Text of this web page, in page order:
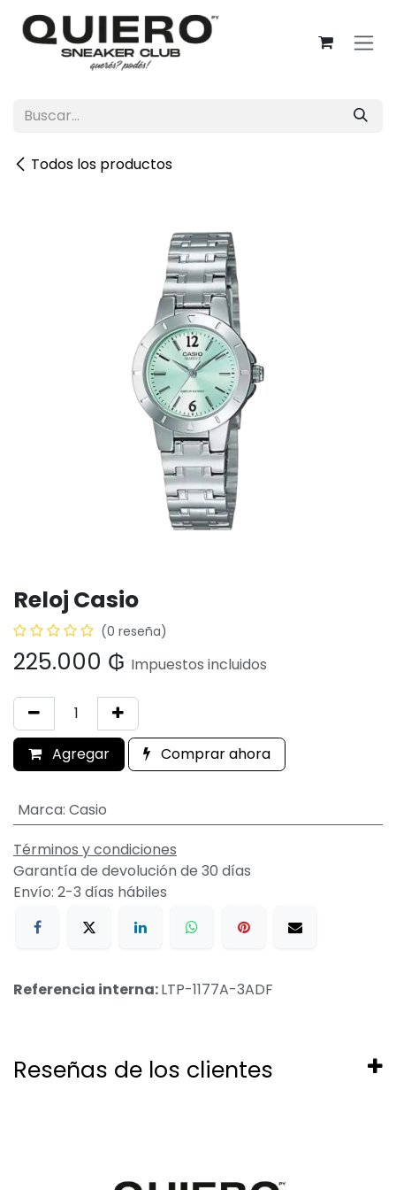
Ir al contenido
Todos los productos
Reloj Casio
(0 reseña)
225.000 ₲ Impuestos incluidos
Agregar Comprar ahora
Marca: Casio
Términos y condiciones
Garantía de devolución de 30 días
Envío: 2-3 días hábiles
Referencia interna:LTP-1177A-3ADF
Reseñas de los clientes